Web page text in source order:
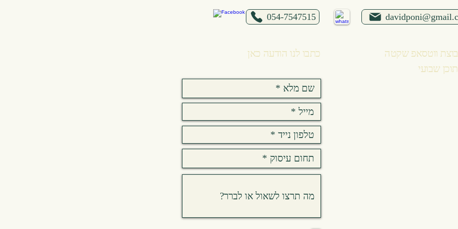
054-7547515
כתבו לנו הודעה כאן
ווטסאפ שקטה
שבועי